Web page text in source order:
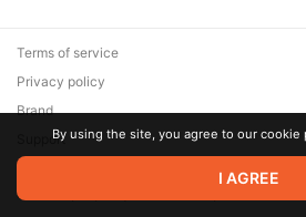
© 2026 Zaya Solutions Limited. All rights
are the property of their respective
Terms of service
Privacy policy
Brand
SupportBy using the site, you agree to our cookie
I AGREE